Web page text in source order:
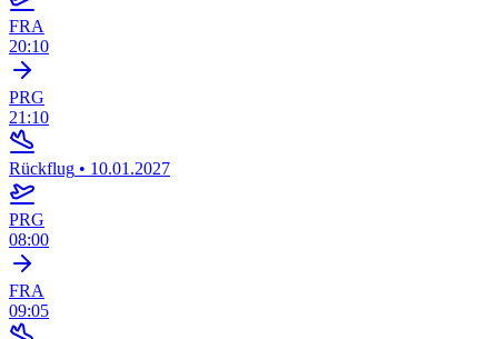
FRA
20:10
PRG
21:10
Rückflug • 10.01.2027
PRG
08:00
FRA
09:05